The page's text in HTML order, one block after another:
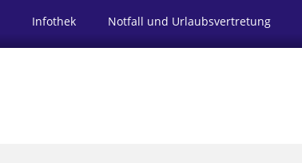
Infothek Notfall und Urlaubsvertretung